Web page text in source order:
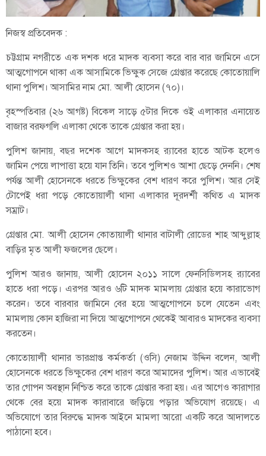
নিজস্ব প্রতিবেদক :
চট্টগ্রাম নগরীতে এক দশক ধরে মাদক ব্যবসা করে বার বার জামিনে এসে
আত্মগোপনে থাকা এক আসামিকে ভিক্ষুক সেজে গ্রেপ্তার করেছে কোতোয়ালি
থানা পুলিশ। আসামির নাম মো. আলী হোসেন (৭০)।
বৃহস্পতিবার (২৬ আগষ্ট) বিকেল সাড়ে ৫টার দিকে ওই এলাকার এনায়েত
বাজার বরফগলি এলাকা থেকে তাকে গ্রেপ্তার করা হয়।
পুলিশ জানায়, বছর দশেক আগে মাদকসহ র‍্যাবের হাতে আটক হলেও
জামিন পেয়ে লাপাত্তা হয়ে যান তিনি। তবে পুলিশও আশা ছেড়ে দেননি। শেষ
পর্যন্ত আলী হোসেনকে ধরতে ভিক্ষুকের বেশ ধারণ করে পুলিশ। আর সেই
টোপেই ধরা পড়ে কোতোয়ালী থানা এলাকার দূরদর্শী কথিত এ মাদক
সম্রাট।
গ্রেপ্তার মো. আলী হোসেন কোতায়ালী থানার বাটালী রোডের শাহ আব্দুল্লাহ
বাড়ির মৃত আলী ফজলের ছেলে।
পুলিশ আরও জানায়, আলী হোসেন ২০১১ সালে ফেনসিডিলসহ র‍্যাবের
হাতে ধরা পড়ে। এরপর আরও ৬টি মাদক মামলায় গ্রেপ্তার হয়ে কারাভোগ
করেন। তবে বারবার জামিনে বের হয়ে আত্মগোপনে চলে যেতেন এবং
মামলায় কোন হাজিরা না দিয়ে আত্মগোপনে থেকেই আবারও মাদকের ব্যবসা
করতেন।
কোতোয়ালী থানার ভারপ্রাপ্ত কর্মকর্তা (ওসি) নেজাম উদ্দিন বলেন, ‌‌আলী
হোসেনকে ধরতে ভিক্ষুকের বেশ ধারণ করে আমাদের পুলিশ। আর এভাবেই
তার গোপন অবস্থান নিশ্চিত করে তাকে গ্রেপ্তার করা হয়। এর আগেও কারাগার
থেকে বের হয়ে মাদক কারাবারে জড়িয়ে পড়ার অভিযোগ রয়েছে। এ
অভিযোগে তার বিরুদ্ধে মাদক আইনে মামলা আরো একটি করে আদালতে
পাঠানো হবে।